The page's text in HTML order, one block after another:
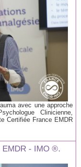
avec une approche
Clinicienne,
Certifiée France EMDR
EMDR - IMO ®.